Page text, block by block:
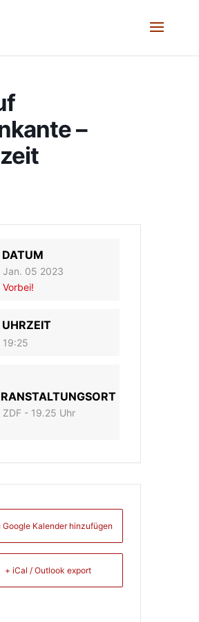
–
DATUM
Jan. 05 2023
Vorbei!
UHRZEIT
19:25
ZDF - 19.25 Uhr
Google Kalender hinzufügen
+ iCal / Outlook export